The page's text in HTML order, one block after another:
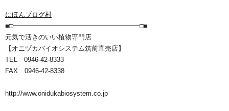
にほんブログ村
■□━━━━━━━━━━━━━━━━━━━□■
元気で活きのいい植物専門店
【オニヅカバイオシステム筑前直売店】
TEL 0946-42-8333
FAX 0946-42-8338
http://www.onidukabiosystem.co.jp